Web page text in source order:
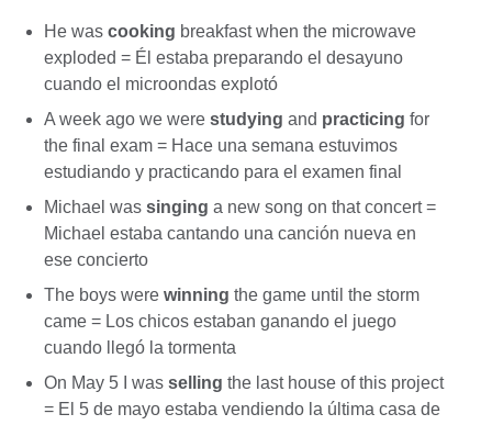
He was cooking breakfast when the microwave
exploded = Él estaba preparando el desayuno
cuando el microondas explotó
A week ago we were studying and practicing for
the final exam = Hace una semana estuvimos
estudiando y practicando para el examen final
Michael was singing a new song on that concert =
Michael estaba cantando una canción nueva en
ese concierto
The boys were winning the game until the storm
came = Los chicos estaban ganando el juego
cuando llegó la tormenta
On May 5 I was selling the last house of this project
= El 5 de mayo estaba vendiendo la última casa de